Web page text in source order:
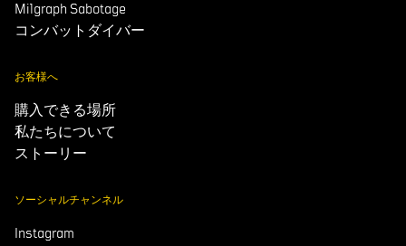
Milgraph Sabotage
コンバットダイバー
お客様へ
購入できる場所
私たちについて
ストーリー
ソーシャルチャンネル
Instagram